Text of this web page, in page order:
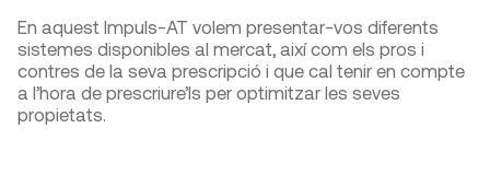
En aquest Impuls-AT volem presentar-vos diferents
sistemes disponibles al mercat, així com els pros i
contres de la seva prescripció i que cal tenir en compte
a l’hora de prescriure’ls per optimitzar les seves
propietats.